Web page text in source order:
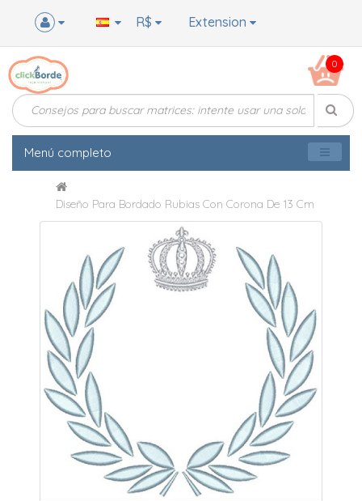
Extension
R$
0
Menú completo
Diseño Para Bordado Rubias Con Corona De 13 Cm